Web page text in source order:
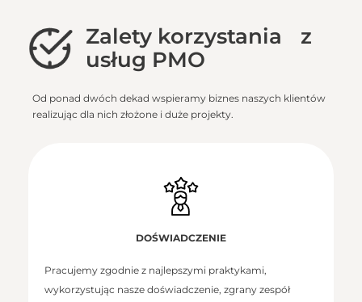
Zalety korzystania z
usług PMO
Od ponad dwóch dekad wspieramy biznes naszych klientów
realizując dla nich złożone i duże projekty.
DOŚWIADCZENIE
Pracujemy zgodnie z najlepszymi praktykami,
wykorzystując nasze doświadczenie, zgrany zespół